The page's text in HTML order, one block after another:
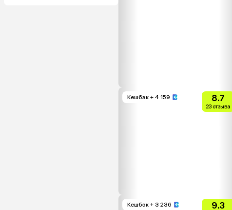
Кешбэк + 4 159 8.7
23 отзыва
Кешбэк + 3 236 9.3